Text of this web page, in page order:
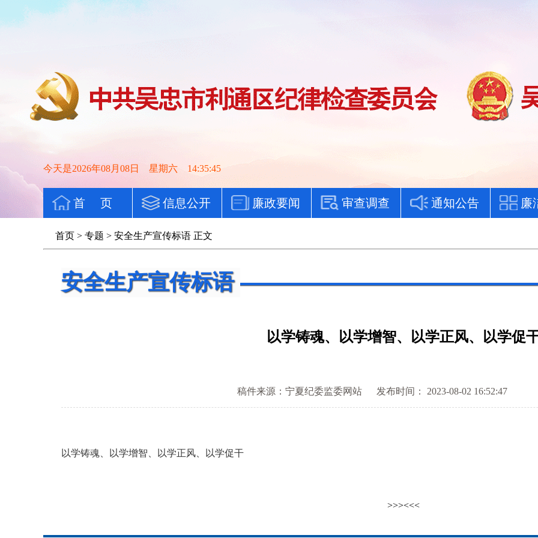
今天是2026年08月08日 星期六 14:35:45
首 页 信息公开 廉政要闻 审查调查 通知公告 廉
首页 > 专题 > 安全生产宣传标语 正文
安全生产宣传标语
以学铸魂、以学增智、以学正风、以学促
稿件来源：宁夏纪委监委网站 发布时间： 2023-08-02 16:52:47
以学铸魂、以学增智、以学正风、以学促干
>>><<<